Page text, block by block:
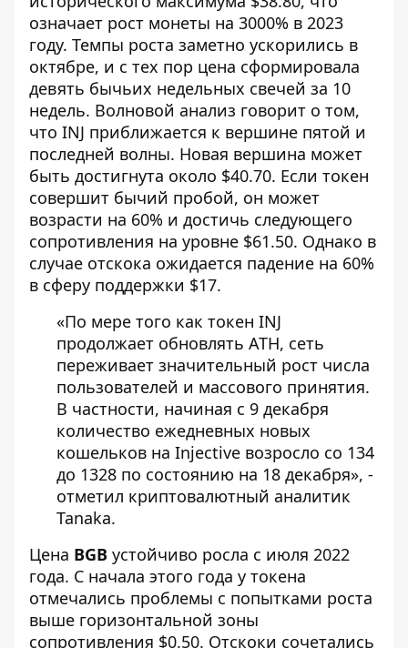
означает рост монеты на 3000% в 2023
году. Темпы роста заметно ускорились в
октябре, и с тех пор цена сформировала
девять бычьих недельных свечей за 10
недель. Волновой анализ говорит о том,
что INJ приближается к вершине пятой и
последней волны. Новая вершина может
быть достигнута около $40.70. Если токен
совершит бычий пробой, он может
возрасти на 60% и достичь следующего
сопротивления на уровне $61.50. Однако в
случае отскока ожидается падение на 60%
в сферу поддержки $17.
«По мере того как токен INJ
продолжает обновлять ATH, сеть
переживает значительный рост числа
пользователей и массового принятия.
В частности, начиная с 9 декабря
количество ежедневных новых
кошельков на Injective возросло со 134
до 1328 по состоянию на 18 декабря», -
отметил криптовалютный аналитик
Tanaka.
Цена BGB устойчиво росла с июля 2022
года. С начала этого года у токена
отмечались проблемы с попытками роста
выше горизонтальной зоны
сопротивления $0.50. Отскоки сочетались